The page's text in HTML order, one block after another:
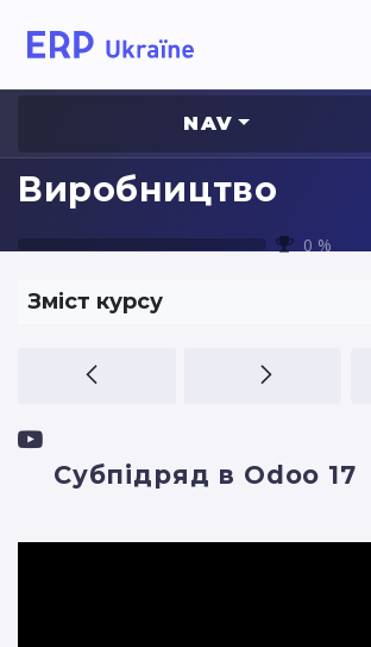
NAV
Виробництво
0 %
Зміст курсу
Субпідряд в Odoo 17